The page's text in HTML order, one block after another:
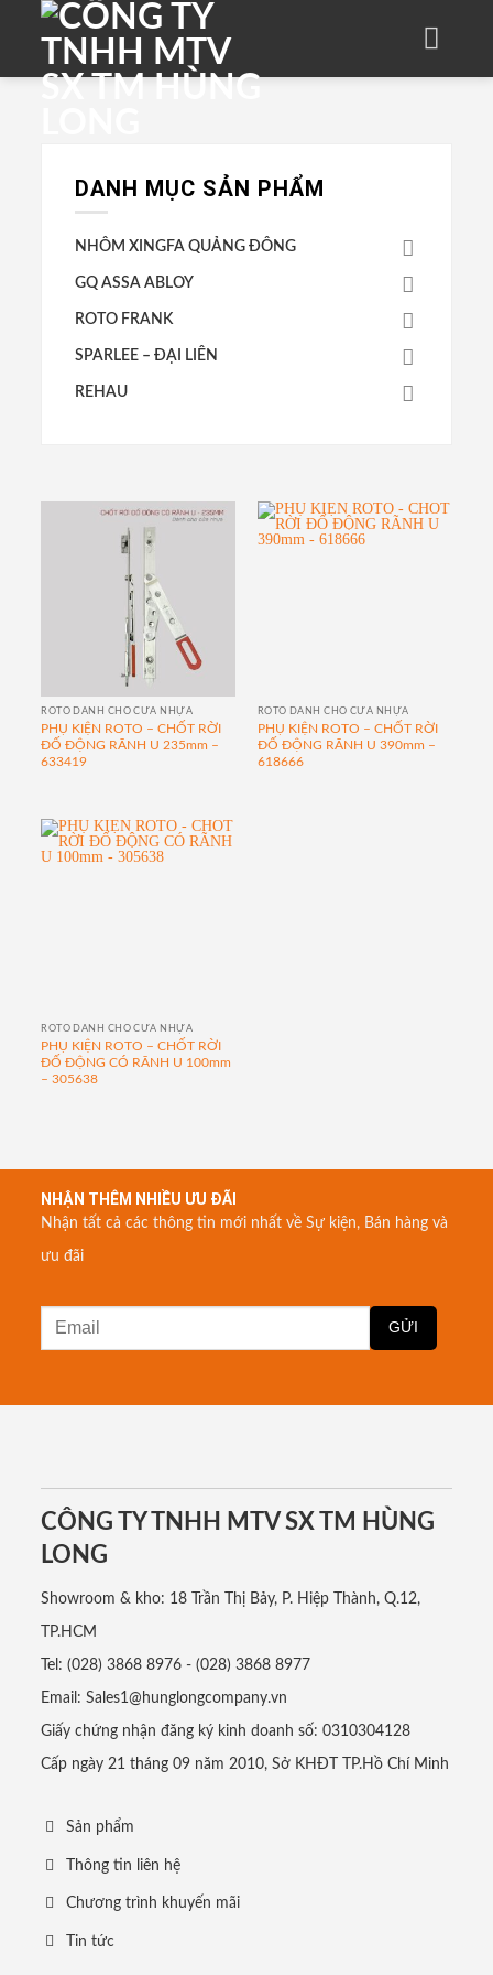
content
DANH MỤC SẢN PHẨM
NHÔM XINGFA QUẢNG ĐÔNG
GQ ASSA ABLOY
ROTO FRANK
SPARLEE – ĐẠI LIÊN
REHAU
ROTO DÀNH CHO CỬA NHỰA
PHỤ KIỆN ROTO – CHỐT RỜI
ĐỐ ĐỘNG RÃNH U 235mm –
633419
ROTO DÀNH CHO CỬA NHỰA
PHỤ KIỆN ROTO – CHỐT RỜI
ĐỐ ĐỘNG RÃNH U 390mm –
618666
ROTO DÀNH CHO CỬA NHỰA
PHỤ KIỆN ROTO – CHỐT RỜI
ĐỐ ĐỘNG CÓ RÃNH U 100mm
– 305638
NHẬN THÊM NHIỀU ƯU ĐÃI
Nhận tất cả các thông tin mới nhất về Sự kiện, Bán hàng và
ưu đãi
CÔNG TY TNHH MTV SX TM HÙNG
LONG
Showroom & kho: 18 Trần Thị Bảy, P. Hiệp Thành, Q.12,
TP.HCM
Tel: (028) 3868 8976 - (028) 3868 8977
Email: Sales1@hunglongcompany.vn
Giấy chứng nhận đăng ký kinh doanh số: 0310304128
Cấp ngày 21 tháng 09 năm 2010, Sở KHĐT TP.Hồ Chí Minh
Sản phẩm
Thông tin liên hệ
Chương trình khuyến mãi
Tin tức